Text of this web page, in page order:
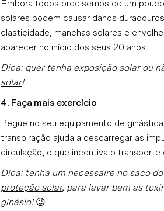
Embora todos precisemos de um
solares podem causar danos
elasticidade, manchas solares e
aparecer no início dos seus 20 anos.
Dica: quer tenha exposição solar ou
solar!
4. Faça mais exercício
Pegue no seu equipamento de
transpiração ajuda a descarregar as
circulação, o que incentiva o transporte
Dica: tenha um necessaire no saco
proteção solar, para lavar bem as
ginásio!😉